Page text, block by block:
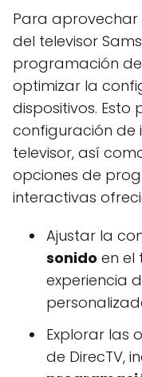
Para
del televisor
programación de
optimizar la
dispositivos. Esto
configuración de
televisor, así
opciones de
interactivas
Ajustar la
sonido en el
experiencia
Explorar las
de DirecTV,